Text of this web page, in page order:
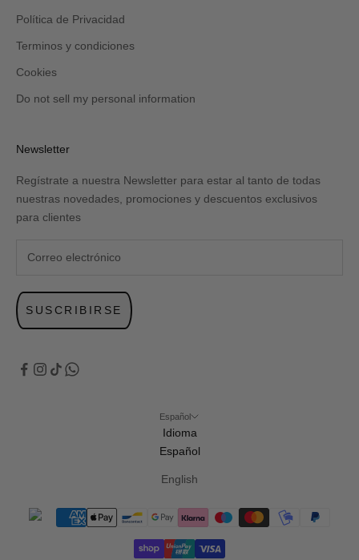
Política de Privacidad
Terminos y condiciones
Cookies
Do not sell my personal information
Newsletter
Regístrate a nuestra Newsletter para estar al tanto de todas
nuestras novedades, promociones y descuentos exclusivos
para clientes
SUSCRIBIRSE
Español
Idioma
Español
English